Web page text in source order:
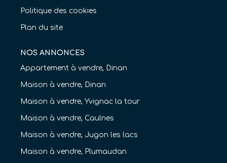
Politique des cookies
Plan du site
NOS ANNONCES
Appartement à vendre, Dinan
Maison à vendre, Dinan
Maison à vendre, Yvignac la tour
Maison à vendre, Caulnes
Maison à vendre, Jugon les lacs
Maison à vendre, Plumaudan